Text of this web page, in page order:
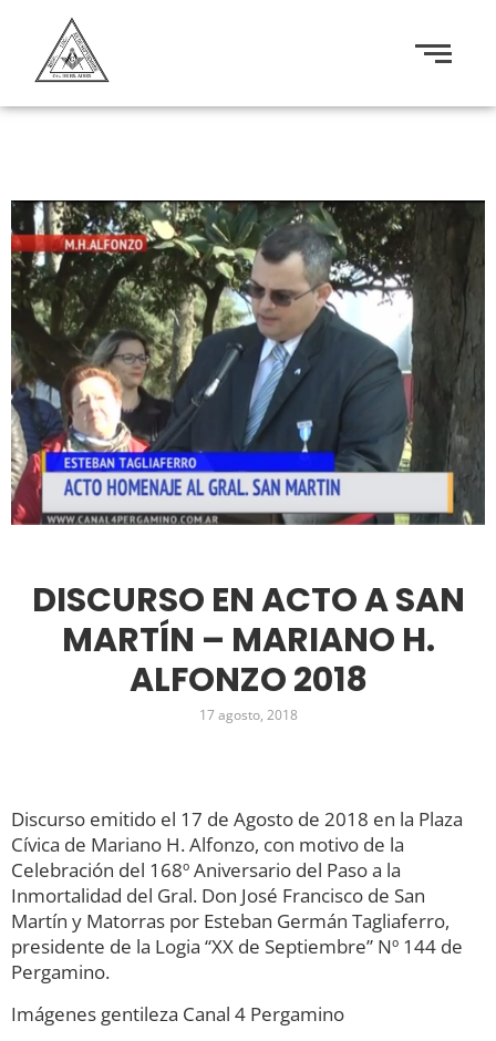
DISCURSO EN ACTO A SAN
MARTÍN – MARIANO H.
ALFONZO 2018
17 agosto, 2018
Discurso emitido el 17 de Agosto de 2018 en la Plaza
Cívica de Mariano H. Alfonzo, con motivo de la
Celebración del 168º Aniversario del Paso a la
Inmortalidad del Gral. Don José Francisco de San
Martín y Matorras por Esteban Germán Tagliaferro,
presidente de la Logia “XX de Septiembre” Nº 144 de
Pergamino.
Imágenes gentileza Canal 4 Pergamino